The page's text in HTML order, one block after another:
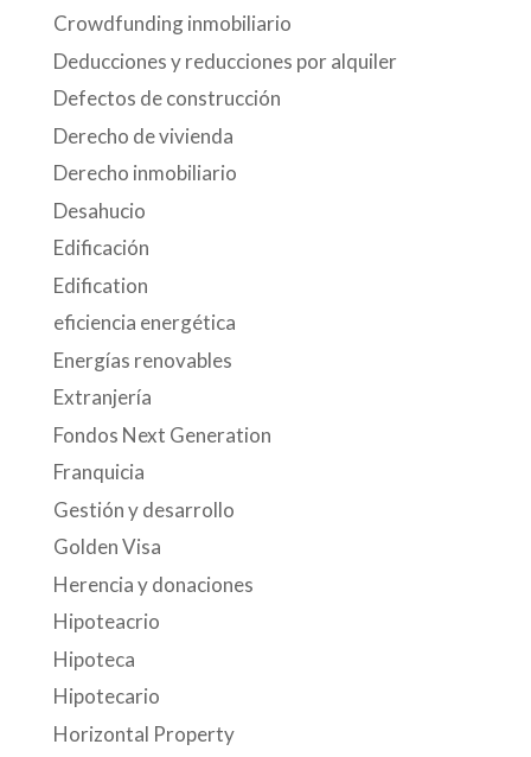
Crowdfunding inmobiliario
Deducciones y reducciones por alquiler
Defectos de construcción
Derecho de vivienda
Derecho inmobiliario
Desahucio
Edificación
Edification
eficiencia energética
Energías renovables
Extranjería
Fondos Next Generation
Franquicia
Gestión y desarrollo
Golden Visa
Herencia y donaciones
Hipoteacrio
Hipoteca
Hipotecario
Horizontal Property